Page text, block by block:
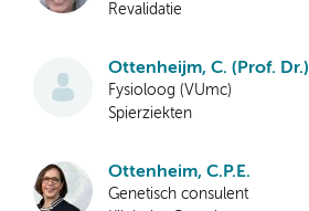
Revalidatie
Ottenheijm, C. (Prof. Dr.)
Fysioloog (VUmc)
Spierziekten
Ottenheim, C.P.E.
Genetisch consulent